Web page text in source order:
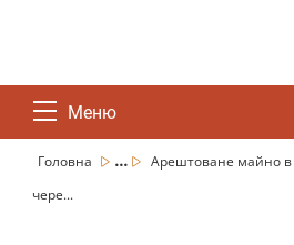
Меню
Головна ...
Арештоване майно в
чере...